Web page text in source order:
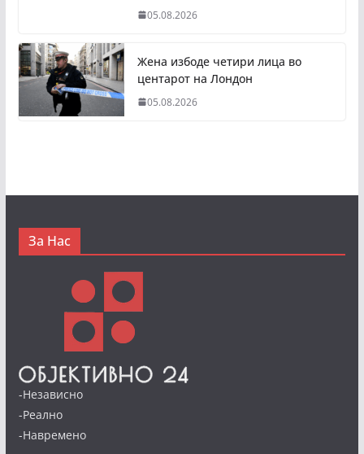
05.08.2026
Жена избоде четири лица во
центарот на Лондон
05.08.2026
За Нас
-Независно
-Реално
-Навремено